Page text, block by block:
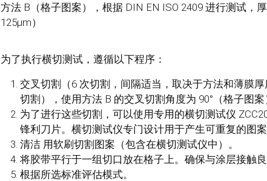
方法 B（格子图案），根据 DIN EN ISO 2409 进行测试，
125µm）
为了执行横切测试，遵循以下程序：
交叉切割（6 次切割，间隔适当，取决于方法和薄膜
切割），使用方法 B 的交叉切割角度为 90°（格子图案
为了进行这些切割，可以使用专用的横切测试仪
锋利刀片。横切测试仪专门设计用于产生可重复的图
清洁 用软刷切割图案（包含在横切测试仪中）。
将胶带平行于一组切口放在格子上。确保与涂层接触良
根据所选标准评估模式。